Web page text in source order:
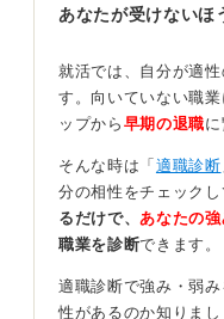
非上場企業の強みは、
上場企業は外部のチェ
経営基盤を維持しや
それぞれの特徴が自
響するかを考え、企
い。
あなたが受けないほ
就活では、自分が適
す。向いていない職
ップから 早期の退職
そんな時は「 適職診断
分の相性をチェック
るだけで、 あなたの強
職業を診断できます。
適職診断で強み・弱
性があるのか知りまし